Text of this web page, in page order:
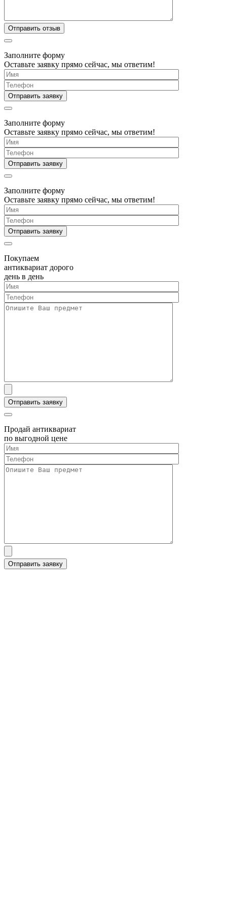
Заполните форму
Оставьте заявку прямо сейчас, мы ответим!
Заполните форму
Оставьте заявку прямо сейчас, мы ответим!
Заполните форму
Оставьте заявку прямо сейчас, мы ответим!
Покупаем
антиквариат дорого
день в день
Продай антиквариат
по выгодной цене